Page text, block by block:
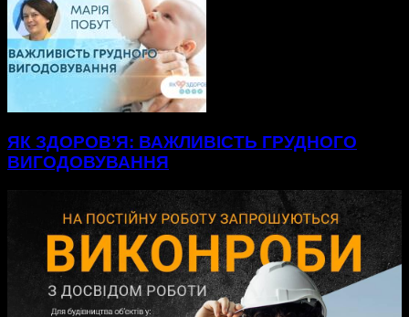
ЯК ЗДОРОВ’Я: ВАЖЛИВІСТЬ ГРУДНОГО
ВИГОДОВУВАННЯ